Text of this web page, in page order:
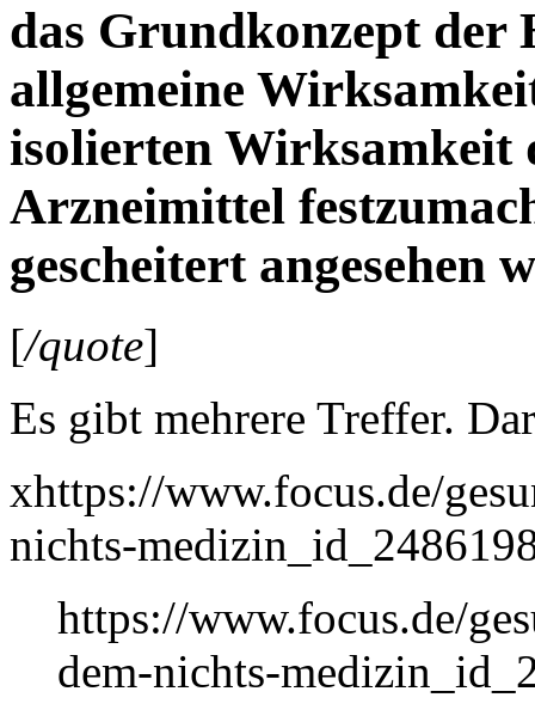
das Grundkonzept der
allgemeine
isolierten Wirksamkeit
Arzneimittel
gescheitert angesehen
[/quote]
Es gibt mehrere Treffer.
xhttps://www.focus.de/
nichts-
https://www.focus.de/
dem-nichts-